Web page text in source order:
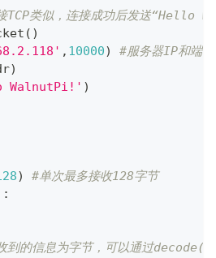
TCP类似，连接成功后发送“Hello
( )
, 10000)
#服务器IP和端口
)
WalnutPi!' )
)
#单次最多接收128字节
:
到的信息为字节，可以通过